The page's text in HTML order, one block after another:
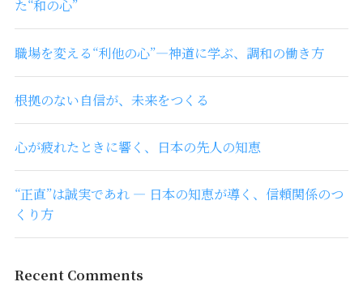
た“和の心”
職場を変える“利他の心”―神道に学ぶ、調和の働き方
根拠のない自信が、未来をつくる
心が疲れたときに響く、日本の先人の知恵
“正直”は誠実であれ ― 日本の知恵が導く、信頼関係のつ
くり方
Recent Comments